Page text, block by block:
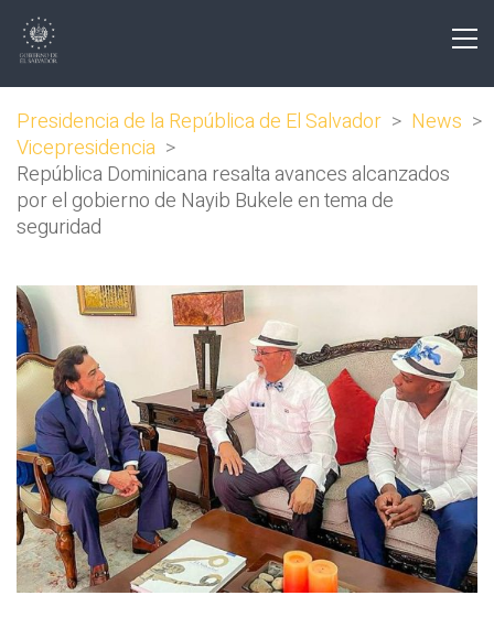
Presidencia de la República de El Salvador > News >
Vicepresidencia >
República Dominicana resalta avances alcanzados
por el gobierno de Nayib Bukele en tema de
seguridad